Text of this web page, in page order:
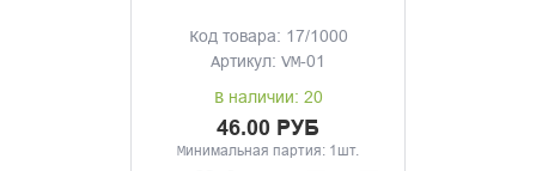
Код товара: 17/1000
Артикул: VM-01
В наличии: 20
46.00 РУБ
Минимальная партия: 1шт.